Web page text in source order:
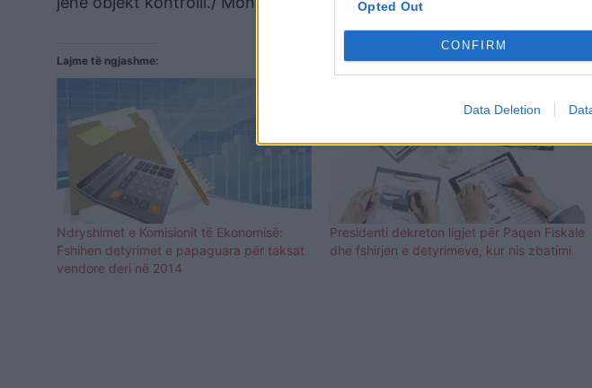
Opted Out
CONFIRM
Data Deletion
Lajme të ngjashme:
Ndryshimet e Komisionit të Ekonomisë:
Fshihen detyrimet e papaguara për taksat
vendore deri në 2014
Presidenti dekreton ligjet për Paqen Fiskale
dhe fshirjen e detyrimeve, kur nis zbatimi